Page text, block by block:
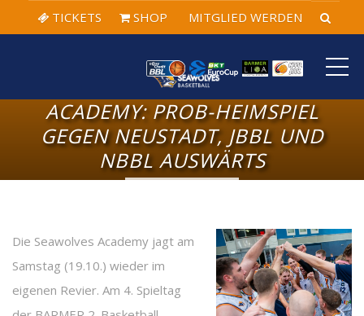
TICKETS SHOP MITGLIED WERDEN
ACADEMY: PROB-HEIMSPIEL
GEGEN NEUSTADT, JBBL UND
NBBL AUSWÄRTS
Die Seawolves Academy jagt am
Samstag (19.10.) wieder im
eigenen Revier. Am 4. Spieltag